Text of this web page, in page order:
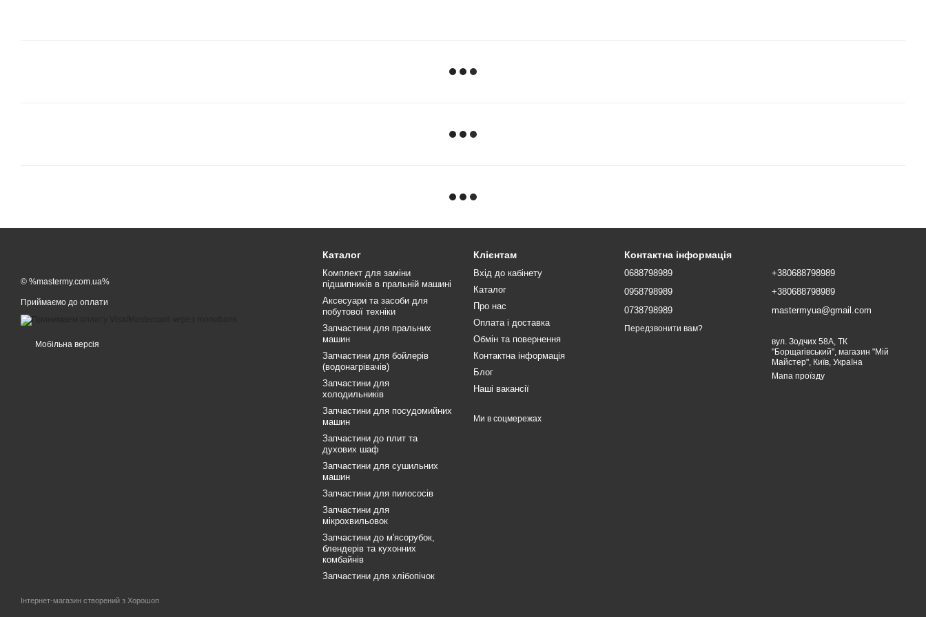
© %mastermy.com.ua%
Приймаємо до оплати
Мобільна версія
Інтернет-магазин створений з Хорошоп
Каталог
Комплект для заміни
підшипників в пральній машині
Аксесуари та засоби для
побутової техніки
Запчастини для пральних
машин
Запчастини для бойлерів
(водонагрівачів)
Запчастини для
холодильників
Запчастини для посудомийних
машин
Запчастини до плит та
духових шаф
Запчастини для сушильних
машин
Запчастини для пилососів
Запчастини для
мікрохвильовок
Запчастини до м'ясорубок,
блендерів та кухонних
комбайнів
Запчастини для хлібопічок
Клієнтам
Вхід до кабінету
Каталог
Про нас
Оплата і доставка
Обмін та повернення
Контактна інформація
Блог
Наші вакансії
Ми в соцмережах
Контактна інформація
0688798989
0958798989
0738798989
Передзвонити вам?
+380688798989
+380688798989
mastermyua@gmail.com
вул. Зодчих 58А, ТК
"Борщагівський", магазин "Мій
Майстер", Київ, Україна
Мапа проїзду